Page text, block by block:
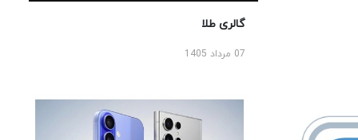
گالری طلا
07 مرداد 1405